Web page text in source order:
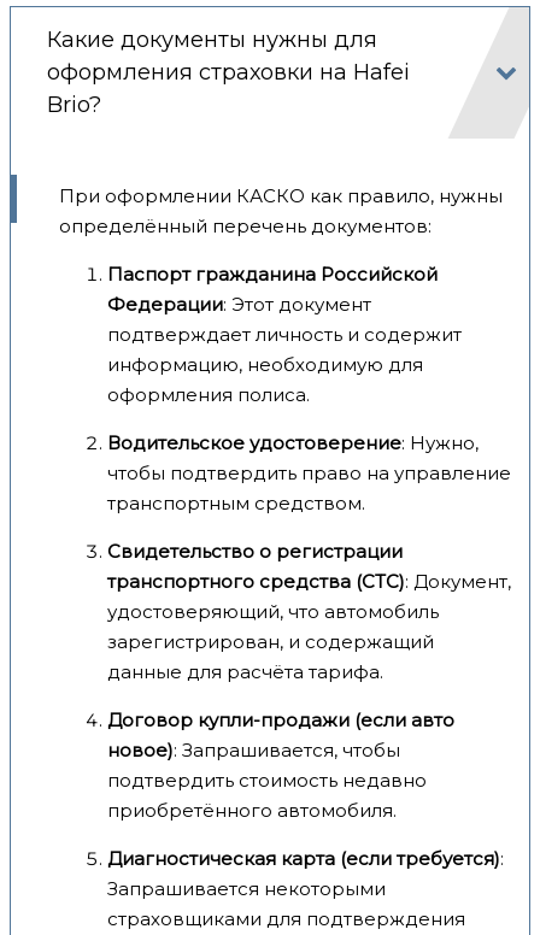
Какие документы нужны для
оформления страховки на Hafei
Brio?
При оформлении КАСКО как правило, нужны
определённый перечень документов:
Паспорт гражданина Российской
Федерации: Этот документ
подтверждает личность и содержит
информацию, необходимую для
оформления полиса.
Водительское удостоверение: Нужно,
чтобы подтвердить право на управление
транспортным средством.
Свидетельство о регистрации
транспортного средства (СТС): Документ,
удостоверяющий, что автомобиль
зарегистрирован, и содержащий
данные для расчёта тарифа.
Договор купли-продажи (если авто
новое): Запрашивается, чтобы
подтвердить стоимость недавно
приобретённого автомобиля.
Диагностическая карта (если требуется):
Запрашивается некоторыми
страховщиками для подтверждения